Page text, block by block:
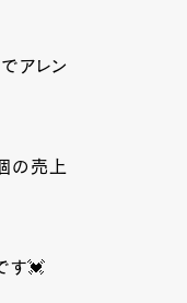
アレン
の売上
す💓